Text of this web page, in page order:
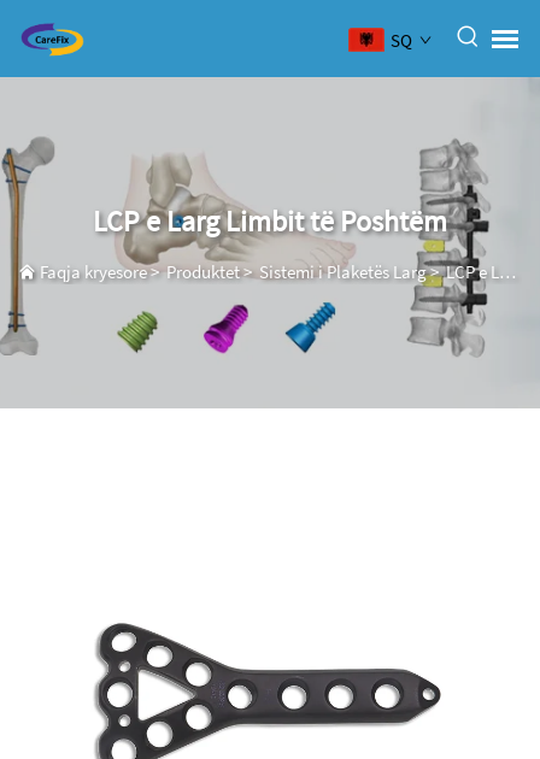
SQ
LCP e Larg Limbit të Poshtëm
Faqja kryesore>Produktet> Sistemi i Plaketës Larg>LCP e Larg Limbit të Poshtëm